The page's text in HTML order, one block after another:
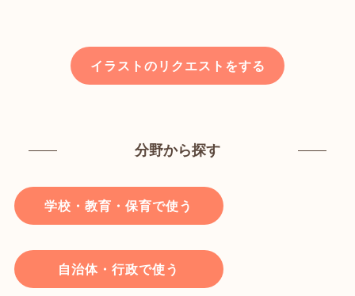
イラストのリクエストをする
分野から探す
学校・教育・保育で使う
自治体・行政で使う